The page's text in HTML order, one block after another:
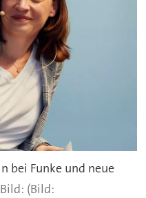
bei Funke und neue
(Bild: